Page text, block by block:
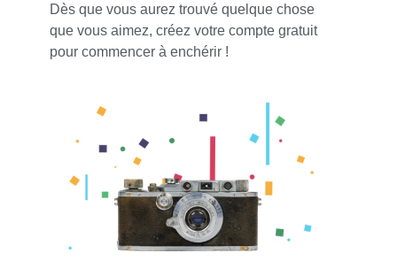
Dès que vous aurez trouvé quelque chose
que vous aimez, créez votre compte gratuit
pour commencer à enchérir !